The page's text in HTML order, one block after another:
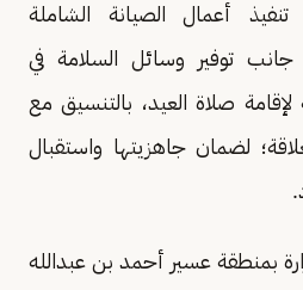
أعمال الصيانة الشاملة
جانب توفير وسائل السلامة في
صلاة العيد، بالتنسيق مع
لضمان جاهزيتها واستقبال
بمنطقة عسير أحمد بن عبدالله